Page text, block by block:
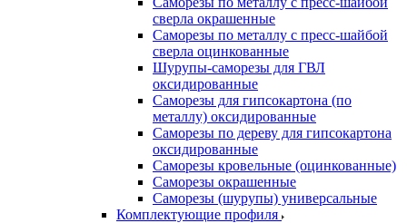
сверла окрашенные
Саморезы по металлу с пресс-шайбой
сверла оцинкованные
Шурупы-саморезы для ГВЛ
оксидированные
Саморезы для гипсокартона (по
металлу) оксидированные
Саморезы по дереву для гипсокартона
оксидированные
Саморезы кровельные (оцинкованные)
Саморезы окрашенные
Саморезы (шурупы) универсальные
Комплектующие профиля